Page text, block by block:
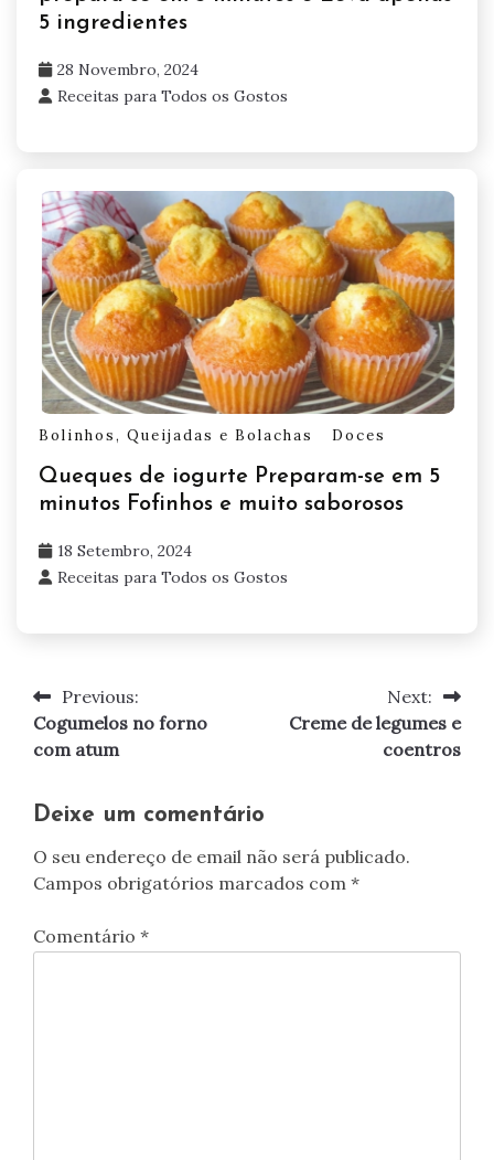
5 ingredientes
28 Novembro, 2024
Receitas para Todos os Gostos
Bolinhos, Queijadas e Bolachas Doces
Queques de iogurte Preparam-se em 5
minutos Fofinhos e muito saborosos
18 Setembro, 2024
Receitas para Todos os Gostos
Navegação
de
Previous:
Cogumelos no forno
com atum
Next:
Creme de legumes e
coentros
Deixe um comentário
O seu endereço de email não será publicado.
Campos obrigatórios marcados com *
Comentário *